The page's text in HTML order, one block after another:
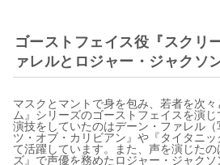
ゴーストフェイス役『スクリ
ァレルとロジャー・ジャクソ
マスクとマントで身を包み、若者を次
ム』シリーズのゴーストフェイスを演
演技をしていたのはデーン・ファレル
ツ・オブ・カリビアン』や『タイタニ
て活躍しています。また、声を演じた
ズ』で声優を務めたロジャー・ジャクソ